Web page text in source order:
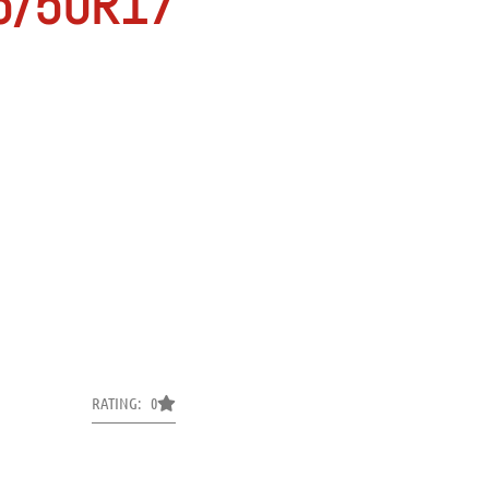
RATING: 0